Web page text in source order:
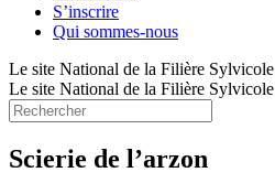
S’inscrire
Qui sommes-nous
Le site National de la Filière Sylvicole
Le site National de la Filière Sylvicole
Scierie de l’arzon